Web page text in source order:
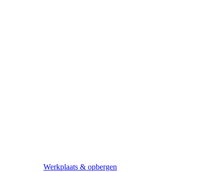
Werkplaats & opbergen